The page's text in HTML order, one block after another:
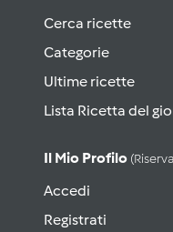
Cerca ricette
Categorie
Ultime ricette
Lista Ricetta del
Il Mio Profilo
Accedi
Registrati